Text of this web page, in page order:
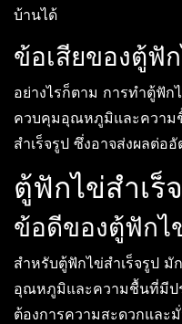
บ้านได้
ข้อเสียของตู้ฟั
อย่างไรก็ตาม การทำตู้ฟัก
ควบคุมอุณหภูมิและความ
สำเร็จรูป ซึ่งอาจส่งผลต่อ
ตู้ฟักไข่สำเร็
ข้อดีของตู้ฟักไ
สำหรับตู้ฟักไข่สำเร็จรูป
อุณหภูมิและความชื้นที่มีป
ต้องการความสะดวกและ